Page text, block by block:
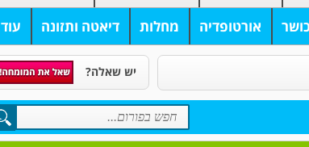
אורטופדיה מחלות דיאטה ותזונה עוד
יש שאלה?